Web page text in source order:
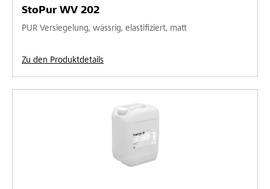
StoPur WV 202
PUR Versiegelung, wässrig, elastifiziert, matt
Zu den Produktdetails